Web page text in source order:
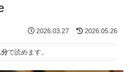
2026.03.27 2026.05.26
分で読めます。